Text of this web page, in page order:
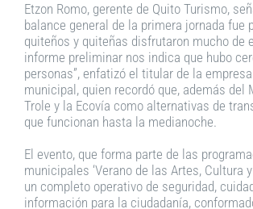
Etzon Romo, gerente de Quito Turismo,
balance general de la primera jornada fue
quiteños y quiteñas disfrutaron mucho de
informe preliminar nos indica que hubo
personas”, enfatizó el titular de la
municipal, quien recordó que, además del
Trole y la Ecovía como alternativas de
que funcionan hasta la medianoche.
El evento, que forma parte de las
municipales ‘Verano de las Artes, Cultura
un completo operativo de seguridad,
información para la ciudadanía,